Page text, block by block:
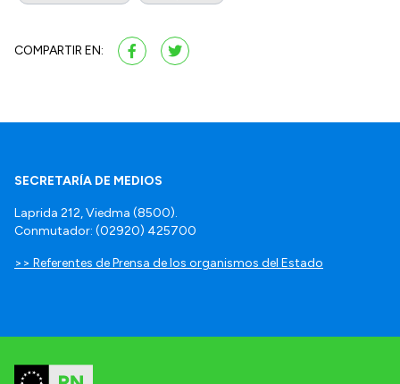
COMPARTIR EN:
SECRETARÍA DE MEDIOS
Laprida 212, Viedma (8500).
Conmutador: (02920) 425700
>> Referentes de Prensa de los organismos del Estado